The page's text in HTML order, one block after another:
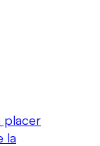
placer
la